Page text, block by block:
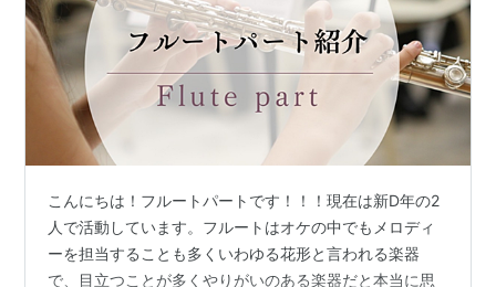
こんにちは！フルートパートです！！！現在は新D年の2
人で活動しています。フルートはオケの中でもメロディ
ーを担当することも多くいわゆる花形と言われる楽器
で、目立つことが多くやりがいのある楽器だと本当に思